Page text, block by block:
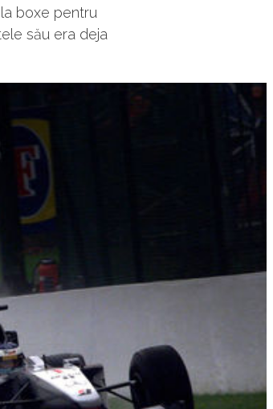
boxe pentru
său era deja